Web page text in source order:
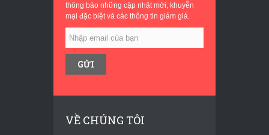
thông báo những cập nhật mới, khuyễn
mại đặc biệt và các thông tin giảm giá.
VỀ CHÚNG TÔI